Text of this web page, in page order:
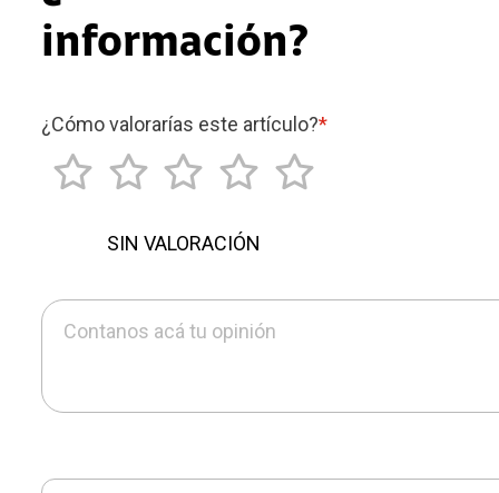
información?
¿Cómo valorarías este artículo?*
SIN VALORACIÓN
Contanos acá tu opinión